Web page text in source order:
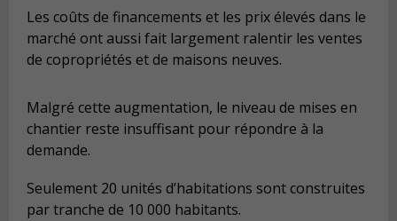
Les coûts de financements et les prix élevés dans le
marché ont aussi fait largement ralentir les ventes
de copropriétés et de maisons neuves.
Malgré cette augmentation, le niveau de mises en
chantier reste insuffisant pour répondre à la
demande.
Seulement 20 unités d’habitations sont construites
par tranche de 10 000 habitants.